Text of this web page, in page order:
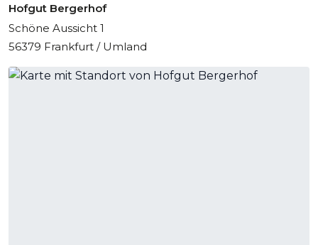
Hofgut Bergerhof
Schöne Aussicht 1
56379 Frankfurt / Umland